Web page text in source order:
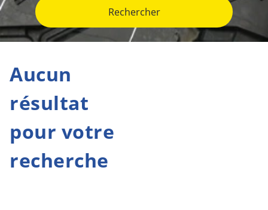
Rechercher
Aucun
résultat
pour votre
recherche